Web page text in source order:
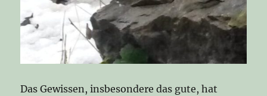
Das Gewissen, insbesondere das gute, hat